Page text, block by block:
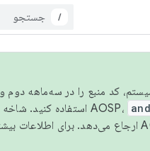
/
کد منبع را در سه‌ماهه دوم و
استفاده کنید. شاخه